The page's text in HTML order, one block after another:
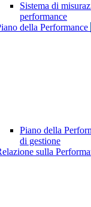
Sistema di
performance
della Performance
Piano della
di gestione
sulla